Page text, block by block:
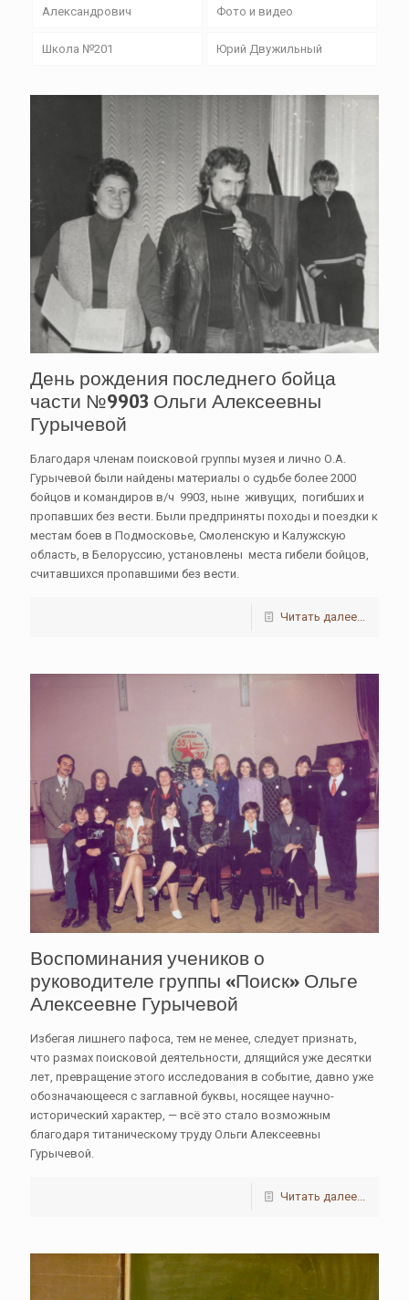
Александрович
Фото и видео
Школа №201 Юрий Двужильный
День рождения последнего бойца
части №9903 Ольги Алексеевны
Гурычевой
Благодаря членам поисковой группы музея и лично О.А.
Гурычевой были найдены материалы о судьбе более 2000
бойцов и командиров в/ч 9903, ныне живущих, погибших и
пропавших без вести. Были предприняты походы и поездки к
местам боев в Подмосковье, Смоленскую и Калужскую
область, в Белоруссию, установлены места гибели бойцов,
считавшихся пропавшими без вести.
Читать далее...
Воспоминания учеников о
руководителе группы «Поиск» Ольге
Алексеевне Гурычевой
Избегая лишнего пафоса, тем не менее, следует признать,
что размах поисковой деятельности, длящийся уже десятки
лет, превращение этого исследования в событие, давно уже
обозначающееся с заглавной буквы, носящее научно-
исторический характер, — всё это стало возможным
благодаря титаническому труду Ольги Алексеевны
Гурычевой.
Читать далее...